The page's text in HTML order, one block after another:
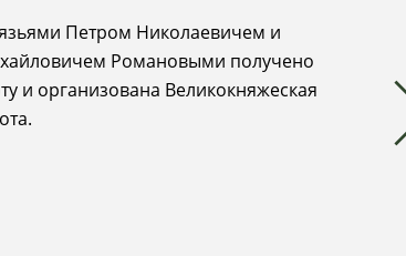
Петром Николаевичем и
Романовыми получено
и организована Великокняжеская